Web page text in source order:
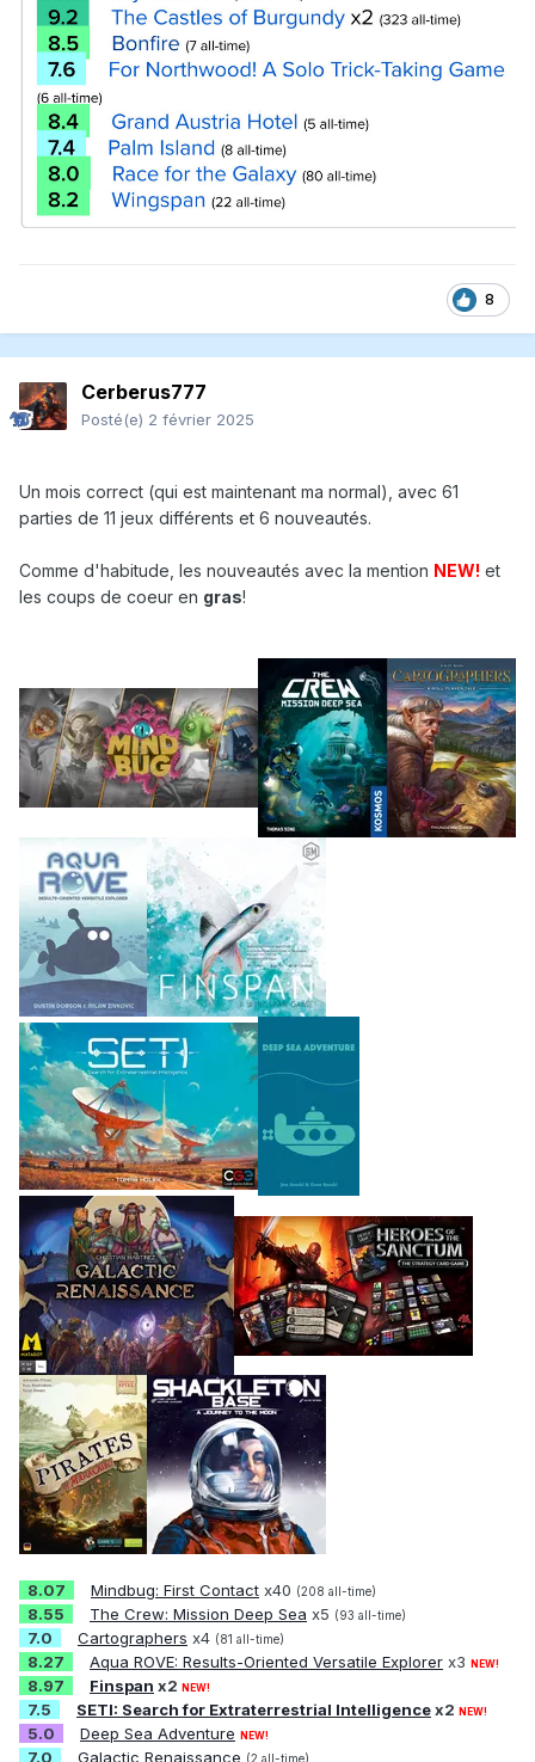
8
Cerberus777
Posté(e) 2 février 2025
Un mois correct (qui est maintenant ma normal), avec 61
parties de 11 jeux différents et 6 nouveautés.
Comme d'habitude, les nouveautés avec la mention NEW! et
les coups de coeur en gras!
8.07 Mindbug: First Contact x40 (208 all-time)
8.55 The Crew: Mission Deep Sea x5 (93 all-time)
7.0 Cartographers x4 (81 all-time)
8.27 Aqua ROVE: Results-Oriented Versatile Explorer x3 NEW!
8.97 Finspan x2 NEW!
7.5 SETI: Search for Extraterrestrial Intelligencex2 NEW!
5.0 Deep Sea Adventure NEW!
7.0 Galactic Renaissance